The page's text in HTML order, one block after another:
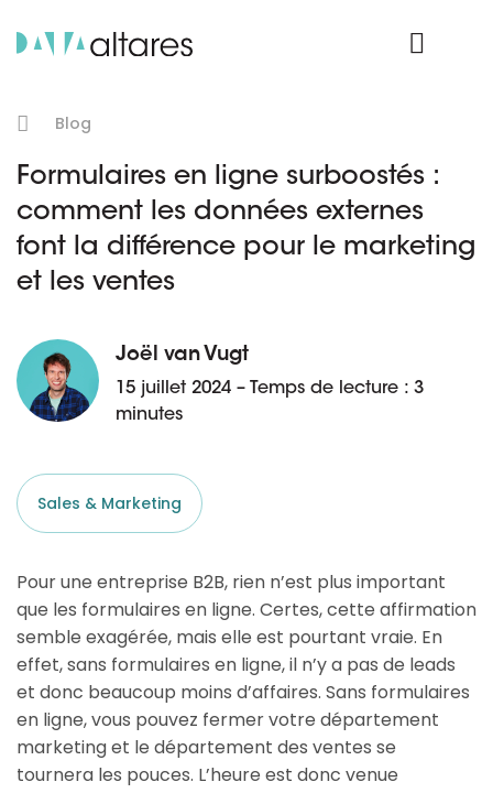
Blog
Formulaires en ligne surboostés :
comment les données externes
font la différence pour le marketing
et les ventes
Joël van Vugt
15 juillet 2024 – Temps de lecture : 3
minutes
Sales & Marketing
Pour une entreprise B2B, rien n’est plus important
que les formulaires en ligne. Certes, cette affirmation
semble exagérée, mais elle est pourtant vraie. En
effet, sans formulaires en ligne, il n’y a pas de leads
et donc beaucoup moins d’affaires. Sans formulaires
en ligne, vous pouvez fermer votre département
marketing et le département des ventes se
tournera les pouces. L’heure est donc venue